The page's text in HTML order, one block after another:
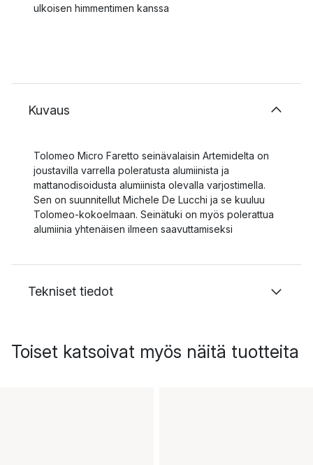
ulkoisen himmentimen kanssa
Kuvaus
Tolomeo Micro Faretto seinävalaisin Artemidelta on
joustavilla varrella poleratusta alumiinista ja
mattanodisoidusta alumiinista olevalla varjostimella.
Sen on suunnitellut Michele De Lucchi ja se kuuluu
Tolomeo-kokoelmaan. Seinätuki on myös polerattua
alumiinia yhtenäisen ilmeen saavuttamiseksi
Tekniset tiedot
Toiset katsoivat myös näitä tuotteita